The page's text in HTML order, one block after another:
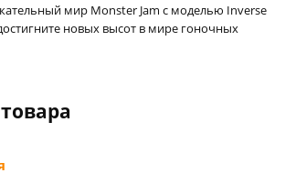
мир Monster Jam с моделью Inverse
новых высот в мире гоночных